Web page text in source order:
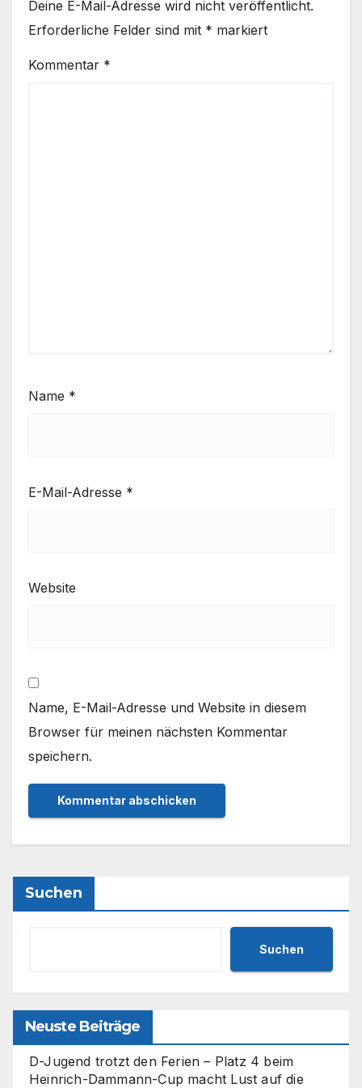
Deine E-Mail-Adresse wird nicht veröffentlicht.
Erforderliche Felder sind mit * markiert
Kommentar *
Name *
E-Mail-Adresse *
Website
Name, E-Mail-Adresse und Website in diesem
Browser für meinen nächsten Kommentar
speichern.
Suchen
Suchen
Neuste Beiträge
D-Jugend trotzt den Ferien – Platz 4 beim
Heinrich-Dammann-Cup macht Lust auf die